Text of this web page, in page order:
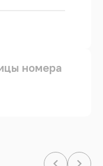
номера